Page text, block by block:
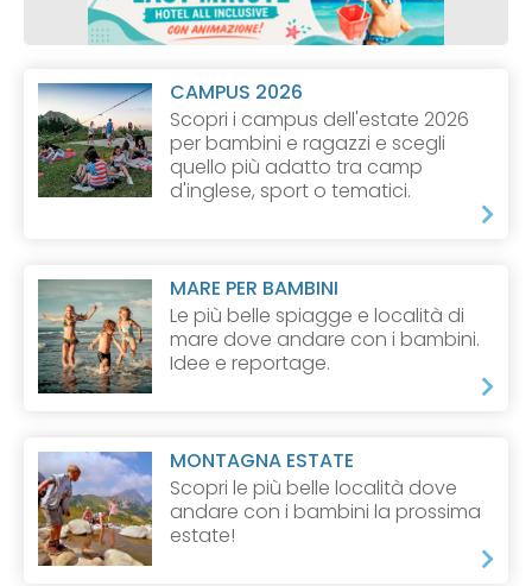
CAMPUS 2026
Scopri i campus dell'estate 2026
per bambini e ragazzi e scegli
quello più adatto tra camp
d'inglese, sport o tematici.
MARE PER BAMBINI
Le più belle spiagge e località di
mare dove andare con i bambini.
Idee e reportage.
MONTAGNA ESTATE
Scopri le più belle località dove
andare con i bambini la prossima
estate!